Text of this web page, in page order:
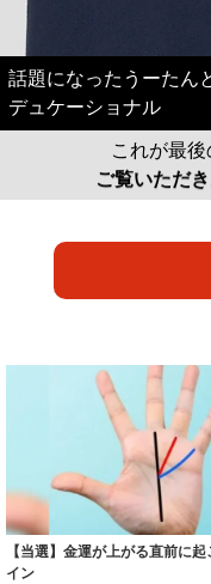
話題になったうーたん
デュケーショナル
これが最後
ご覧いただ
【当選】金運が上がる直前に起
イン